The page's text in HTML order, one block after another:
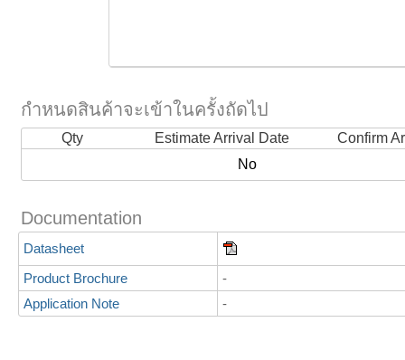
กำหนดสินค้าจะเข้าในครั้งถัดไป
Qty Estimate Arrival Date
Confirm
No
Documentation
Datasheet
Product Brochure
-
Application Note
-